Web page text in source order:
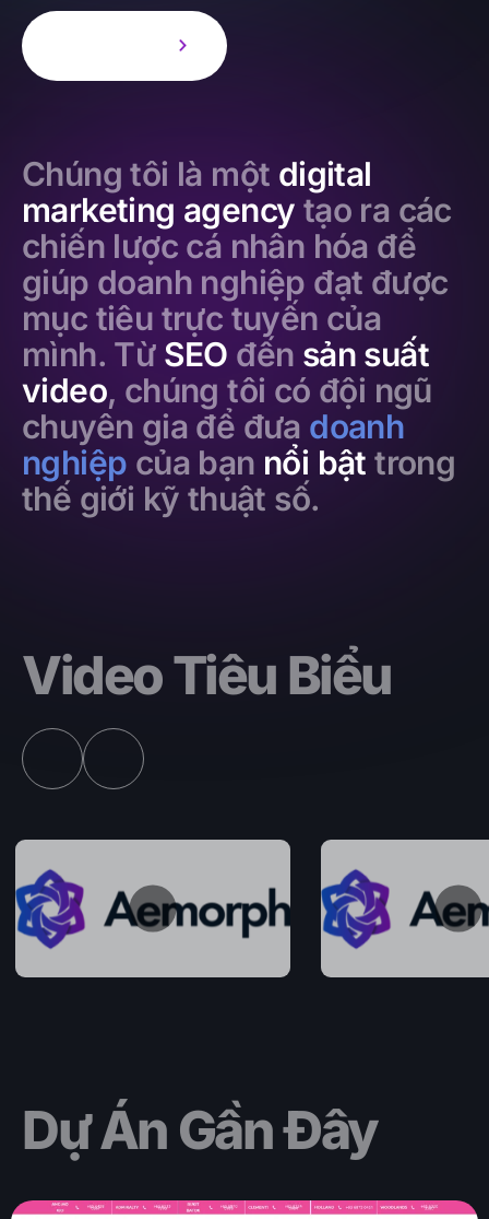
Chúng tôi là một digital
marketing agency tạo ra các
chiến lược cá nhân hóa để
giúp doanh nghiệp đạt được
mục tiêu trực tuyến của
mình. Từ SEO đến sản suất
video, chúng tôi có đội ngũ
chuyên gia để đưa doanh
nghiệp của bạn nổi bật trong
thế giới kỹ thuật số.
Video Tiêu Biểu
Dự Án Gần Đây